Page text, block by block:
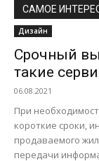
САМОЕ
Дизайн
Срочный
такие
06.08.2021
При
короткие сроки,
продаваемого
передачи